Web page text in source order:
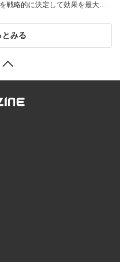
戦略的に決定して効果を最大化
とみる